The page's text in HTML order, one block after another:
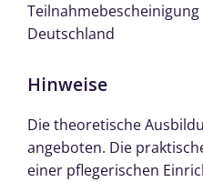
Deutschland
Hinweise
Die theoretische
angeboten. Die
einer pflegerischen